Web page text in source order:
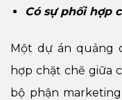
Có sự phối hợp
Một dự án quảng
hợp chặt chẽ giữa
bộ phận